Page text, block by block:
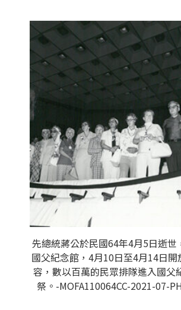
先總統蔣公於民國64年4月5日逝世
國父紀念館，4月10日至4月14日
容，數以百萬的民眾排隊進入國父
祭。-MOFA110064CC-2021-07-